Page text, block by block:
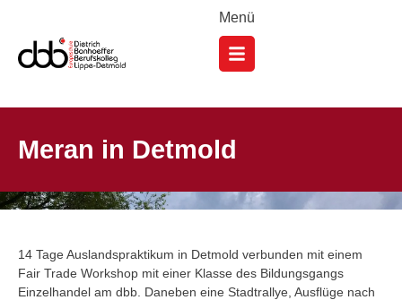
Menü
Meran in Detmold
14 Tage Auslandspraktikum in Detmold verbunden mit einem
Fair Trade Workshop mit einer Klasse des Bildungsgangs
Einzelhandel am dbb. Daneben eine Stadtrallye, Ausflüge nach